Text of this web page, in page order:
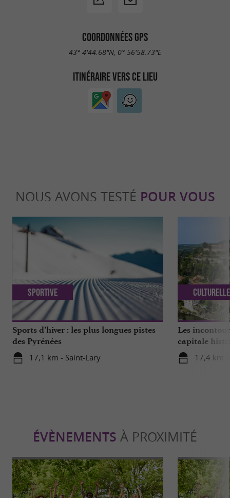
COORDONNÉES GPS
43° 4'44.68"N, 0° 56'58.73"E
ITINÉRAIRE VERS CE LIEU
NOUS AVONS TESTÉ POUR VOUS
Sports d’hiver : les plus longues pistes
des Pyrénées
17,1 km - Saint-Lary
Sportive
Les
capitale
17,4 km
Culturelle
ÉVÈNEMENTS À PROXIMITÉ